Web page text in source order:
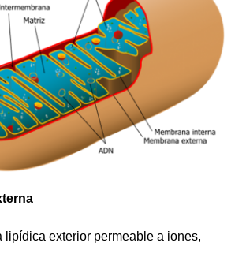
lipídica exterior permeable a iones,